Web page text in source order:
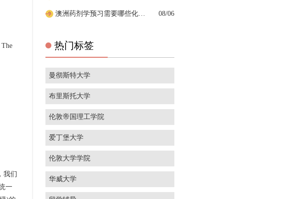
我们
一
08/06
热门标签
曼彻斯特大学
布里斯托大学
伦敦帝国理工学院
爱丁堡大学
伦敦大学学院
华威大学